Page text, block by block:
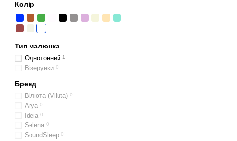
Колір
Тип малюнка
Однотонний 1
Візерунки 0
Бренд
Вілюта (Viluta) 0
Arya 0
Ideia 0
Selena 0
SoundSleep 0